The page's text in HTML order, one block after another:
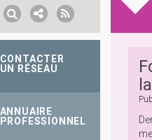
CONTACTER
UN RÉSEAU
ANNUAIRE
PROFESSIONNEL